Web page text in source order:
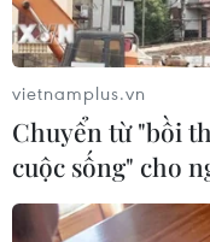
vietnamplus.vn
Chuyển từ "bồi
cuộc sống" cho